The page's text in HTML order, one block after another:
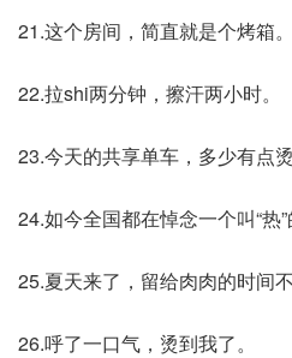
21.这个房间，简直就是个烤箱。
22.拉shi两分钟，擦汗两小时。
23.今天的共享单车，多少有点烫
24.如今全国都在悼念一个叫“
25.夏天来了，留给肉肉的时间不
26.呼了一口气，烫到我了。